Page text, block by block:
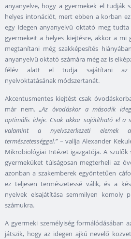
anyanyelve, hogy a gyermekek el tudják
helyes intonációt, mert ebben a korban
egy idegen anyanyelvű oktató meg
gyermekeit a helyes kiejtésre, akkor a mi
megtanítani még szakképesítés
anyanyelvű oktató számára még az is
félév alatt el tudja sajátítani az
nyelvoktatásának módszertanát.
Akcentusmentes kiejtést csak
már nem.„Az óvodáskor a második
optimális ideje. Csak akkor sajátítható el a
valamint a nyelvszerkezeti elemek
természetességgel.”– vallja Alexander
Mikrobiológiai Intézet igazgatója. A
gyermeküket túlságosan megterheli az
azonban a szakemberek egyöntetűen
ez teljesen természetessé válik, és a
nyelvek elsajátítása semmilyen komoly
számukra.
A gyermeki személyiség formálódásában
játszik, hogy az idegen ajkú nevelő